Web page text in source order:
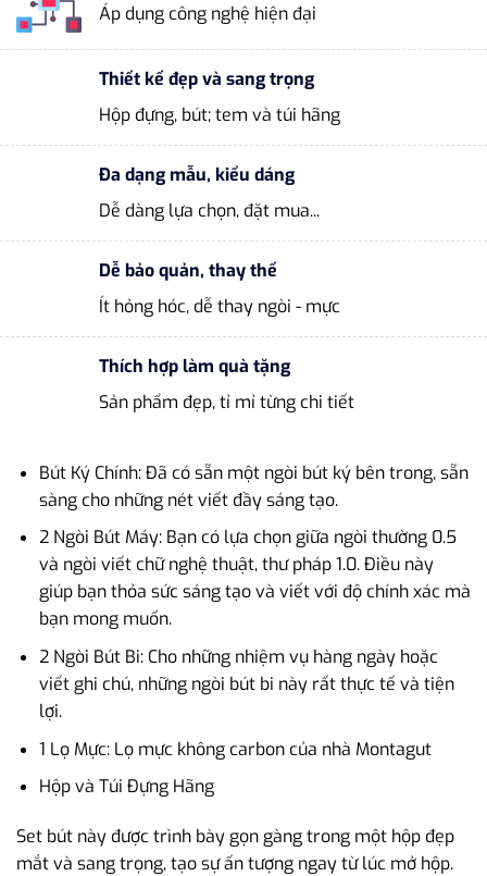
Áp dụng công nghệ hiện đại
Thiết kế đẹp và sang trọng
Hộp đựng, bút; tem và túi hãng
Đa dạng mẫu, kiểu dáng
Dễ dàng lựa chọn, đặt mua...
Dễ bảo quản, thay thế
Ít hỏng hóc, dễ thay ngòi - mực
Thích hợp làm quà tặng
Sản phẩm đẹp, tỉ mỉ từng chi tiết
Bút Ký Chính: Đã có sẵn một ngòi bút ký bên trong, sẵn
sàng cho những nét viết đầy sáng tạo.
2 Ngòi Bút Máy: Bạn có lựa chọn giữa ngòi thường 0.5
và ngòi viết chữ nghệ thuật, thư pháp 1.0. Điều này
giúp bạn thỏa sức sáng tạo và viết với độ chính xác mà
bạn mong muốn.
2 Ngòi Bút Bi: Cho những nhiệm vụ hàng ngày hoặc
viết ghi chú, những ngòi bút bi này rất thực tế và tiện
lợi.
1 Lọ Mực: Lọ mực không carbon của nhà Montagut
Hộp và Túi Đựng Hãng
Set bút này được trình bày gọn gàng trong một hộp đẹp
mắt và sang trọng, tạo sự ấn tượng ngay từ lúc mở hộp.